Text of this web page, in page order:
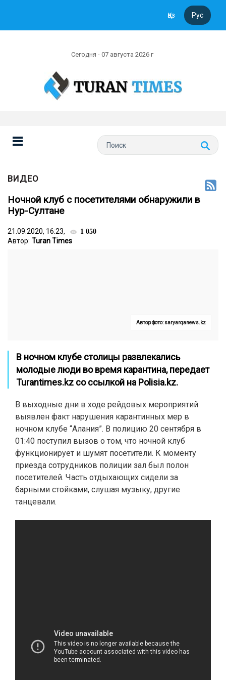
Қаз Рус
Сегодня - 07 августа 2026 г
ВИДЕО
Ночной клуб с посетителями обнаружили в
Нур-Султане
21.09.2020, 16:23, 1 050
Автор: Turan Times
Автор фото: saryarqanews.kz
В ночном клубе столицы развлекались
молодые люди во время карантина, передает
Turantimes.kz со ссылкой на Polisia.kz.
В выходные дни в ходе рейдовых мероприятий
выявлен факт нарушения карантинных мер в
ночном клубе “Алания”. В полицию 20 сентября в
01:40 поступил вызов о том, что ночной клуб
функционирует и шумят посетители. К моменту
приезда сотрудников полиции зал был полон
посетителей. Часть отдыхающих сидели за
барными стойками, слушая музыку, другие
танцевали.